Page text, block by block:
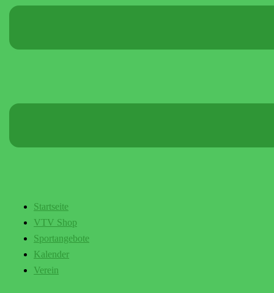
Startseite
VTV Shop
Sportangebote
Kalender
Verein